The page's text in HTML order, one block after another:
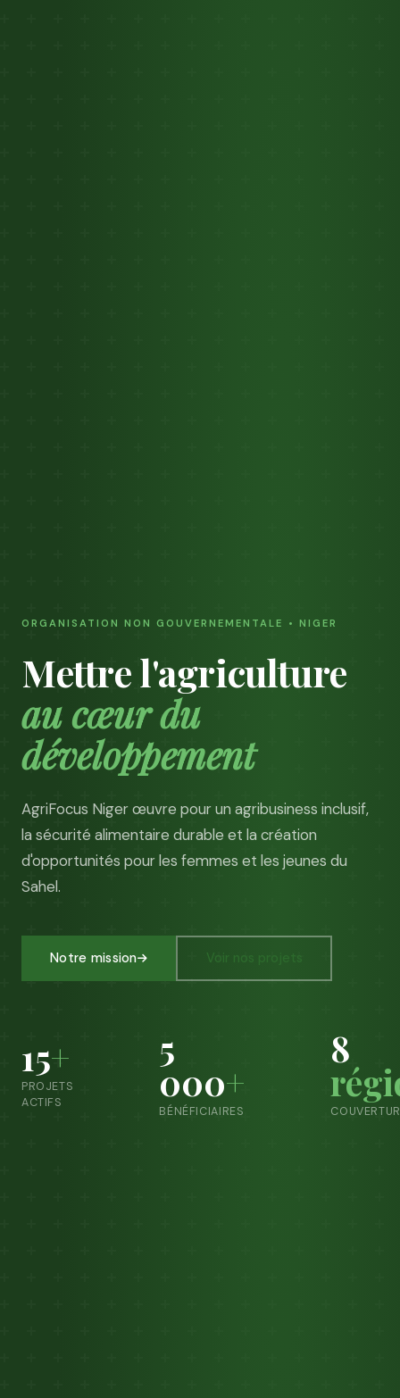
ORGANISATION NON GOUVERNEMENTALE • NIGER
Mettre l'agriculture
au cœur du
développement
AgriFocus Niger œuvre pour un agribusiness inclusif,
la sécurité alimentaire durable et la création
d'opportunités pour les femmes et les jeunes du
Sahel.
Notre mission Voir nos projets
15+
PROJETS
ACTIFS
5
000+
BÉNÉFICIAIRES
8